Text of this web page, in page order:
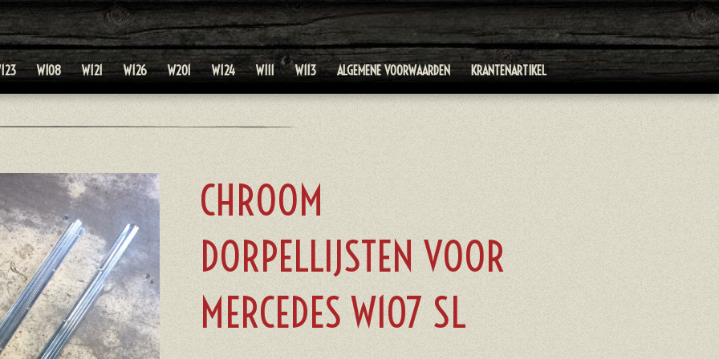
W108 W121 W126 W201 W124 W111 W113 ALGEMENE VOORWAARDEN KRANTENARTIKEL
CHROOM
DORPELLIJSTEN VOOR
MERCEDES W107 SL